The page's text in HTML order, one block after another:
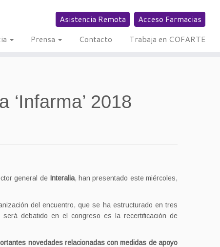
Asistencia Remota
Acceso Farmacias
Prensa Contacto Trabaja en COFARTE
2018
general de Interalia, han presentado este miércoles,
del encuentro, que se ha estructurado en tres
debatido en el congreso es la recertificación de
novedades relacionadas con medidas de apoyo